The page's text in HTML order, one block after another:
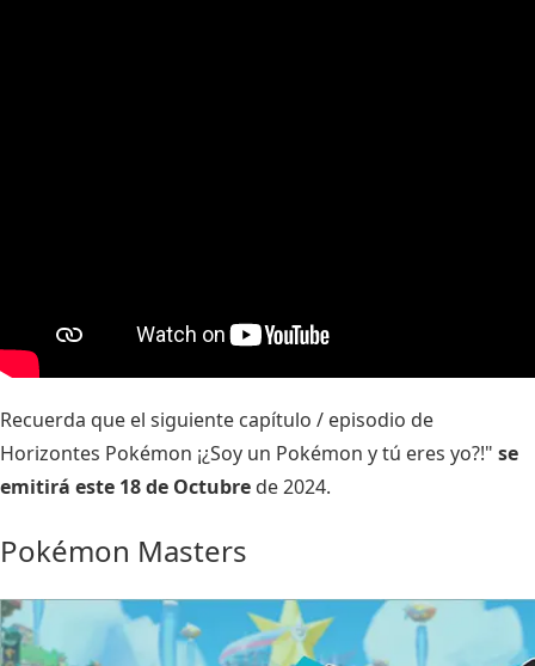
Recuerda que el siguiente capítulo / episodio de
Horizontes Pokémon ¡¿Soy un Pokémon y tú eres yo?!" se
emitirá este 18 de Octubre de 2024.
Pokémon Masters